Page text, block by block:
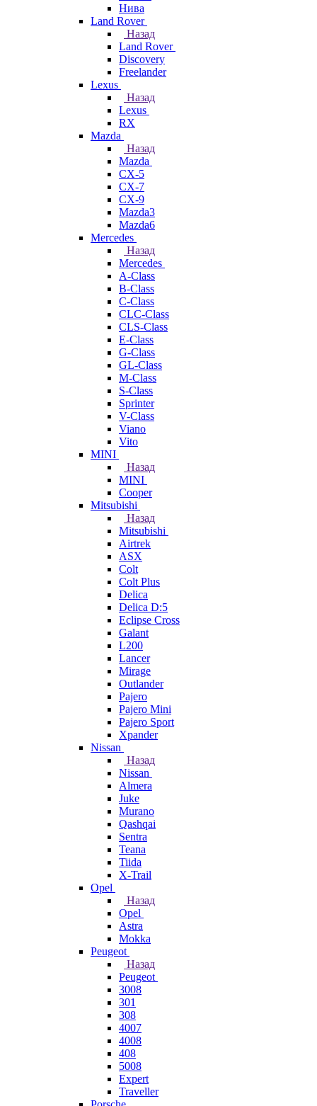
Нива
Land Rover
Назад
Land Rover
Discovery
Freelander
Lexus
Назад
Lexus
RX
Mazda
Назад
Mazda
CX-5
CX-7
CX-9
Mazda3
Mazda6
Mercedes
Назад
Mercedes
A-Class
B-Class
C-Class
CLC-Class
CLS-Class
E-Class
G-Class
GL-Class
M-Class
S-Class
Sprinter
V-Class
Viano
Vito
MINI
Назад
MINI
Cooper
Mitsubishi
Назад
Mitsubishi
Airtrek
ASX
Colt
Colt Plus
Delica
Delica D:5
Eclipse Cross
Galant
L200
Lancer
Mirage
Outlander
Pajero
Pajero Mini
Pajero Sport
Xpander
Nissan
Назад
Nissan
Almera
Juke
Murano
Qashqai
Sentra
Teana
Tiida
X-Trail
Opel
Назад
Opel
Astra
Mokka
Peugeot
Назад
Peugeot
3008
301
308
4007
4008
408
5008
Expert
Traveller